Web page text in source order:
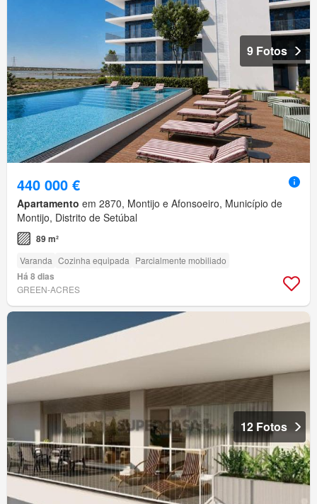
9 Fotos
440 000 €
Apartamento em 2870, Montijo e Afonsoeiro, Município de
Montijo, Distrito de Setúbal
89 m²
Varanda Cozinha equipada Parcialmente mobiliado
Há 8 dias
GREEN-ACRES
12 Fotos